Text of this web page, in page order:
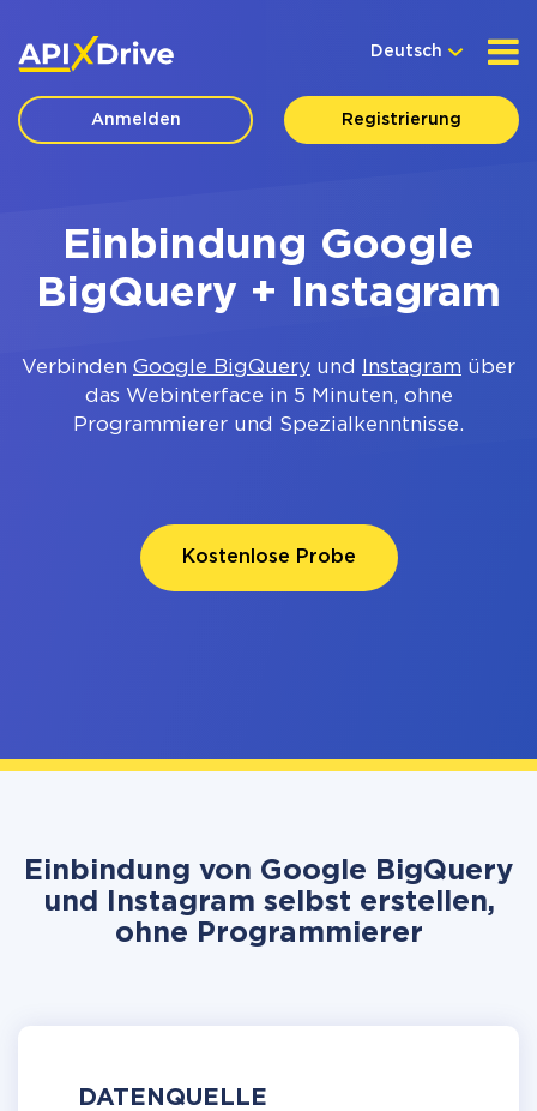
Deutsch
Anmelden Registrierung
Einbindung Google
BigQuery + Instagram
Verbinden Google BigQuery und Instagram über
das Webinterface in 5 Minuten, ohne
Programmierer und Spezialkenntnisse.
Kostenlose Probe
Einbindung von Google BigQuery
und Instagram selbst erstellen,
ohne Programmierer
DATENQUELLE